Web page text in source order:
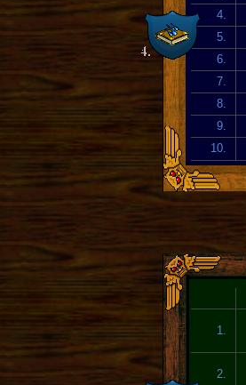
4.
5.
6.
7.
8.
9.
10.
1.
2.